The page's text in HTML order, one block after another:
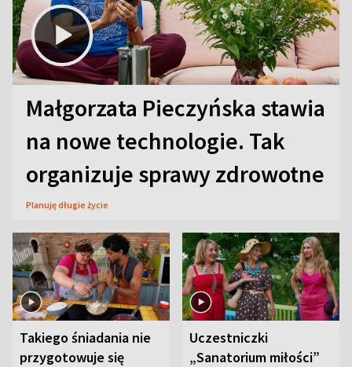
Małgorzata Pieczyńska stawia
na nowe technologie. Tak
organizuje sprawy zdrowotne
Planuję długie życie
Takiego śniadania nie
przygotowuje się
Uczestniczki
„Sanatorium miłości”